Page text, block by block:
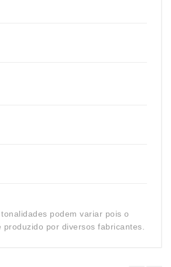
podem variar pois o
produzido por diversos fabricantes.